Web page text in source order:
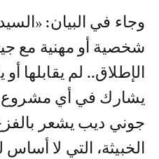
وجاء في البيان:
شخصية أو مهنية مع
الإطلاق.. لم يقابلها
يشارك في أي مشروع
جوني ديب يشعر
الخبيثة، التي لا